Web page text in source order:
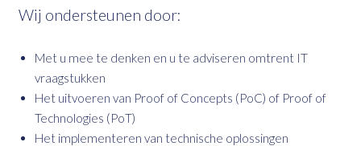
Wij ondersteunen door:
Met u mee te denken en u te adviseren omtrent IT
vraagstukken
Het uitvoeren van Proof of Concepts (PoC) of Proof of
Technologies (PoT)
Het implementeren van technische oplossingen